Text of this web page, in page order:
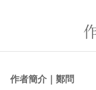
作者簡介｜鄭問